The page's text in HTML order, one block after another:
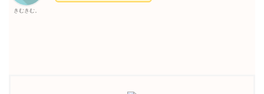
きむきむ。